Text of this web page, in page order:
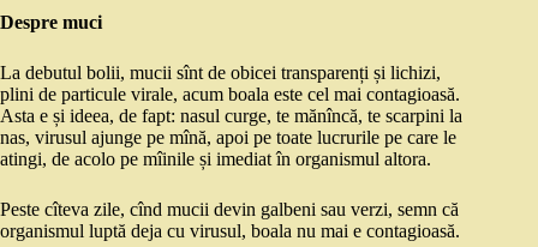
Despre muci
La debutul bolii, mucii sînt de obicei transparenți și lichizi,
plini de particule virale, acum boala este cel mai contagioasă.
Asta e și ideea, de fapt: nasul curge, te mănîncă, te scarpini la
nas, virusul ajunge pe mînă, apoi pe toate lucrurile pe care le
atingi, de acolo pe mîinile și imediat în organismul altora.
Peste cîteva zile, cînd mucii devin galbeni sau verzi, semn că
organismul luptă deja cu virusul, boala nu mai e contagioasă.